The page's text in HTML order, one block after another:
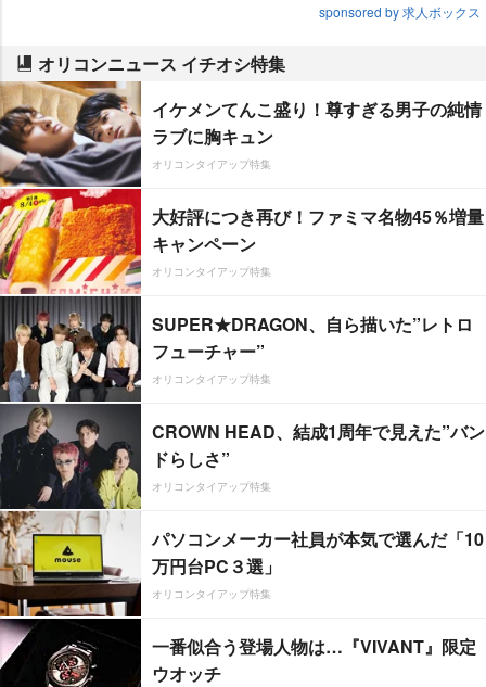
sponsored by 求人ボックス
オリコンニュース イチオシ特集
イケメンてんこ盛り！尊すぎる男子の純情
ラブに胸キュン
オリコンタイアップ特集
大好評につき再び！ファミマ名物45％増量
キャンペーン
オリコンタイアップ特集
SUPER★DRAGON、自ら描いた”レトロ
フューチャー”
オリコンタイアップ特集
CROWN HEAD、結成1周年で見えた”バン
ドらしさ”
オリコンタイアップ特集
パソコンメーカー社員が本気で選んだ「10
万円台PC３選」
オリコンタイアップ特集
一番似合う登場人物は…『VIVANT』限定
ウオッチ